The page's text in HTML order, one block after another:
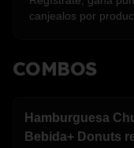
canjealos por
COMBOS
Hamburguesa
Bebida+ Donuts